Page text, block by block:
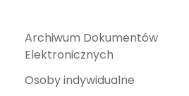
Archiwum Dokumentów
Elektronicznych
Osoby indywidualne